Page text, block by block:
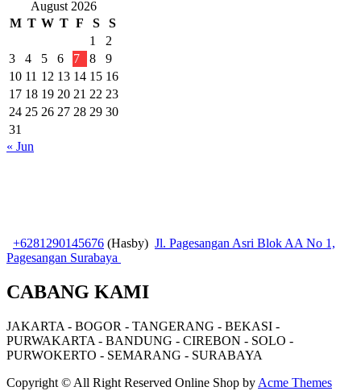
August 2026
M T W T F S
S
1
2
3
4 5 6 7 8
9
10 11 12 13 14 15 16
17 18 19 20 21 22 23
24 25 26 27 28 29 30
31
« Jun
+6281290145676 (Hasby) Jl. Pagesangan Asri Blok AA No 1,
Pagesangan Surabaya
CABANG KAMI
JAKARTA - BOGOR - TANGERANG - BEKASI -
PURWAKARTA - BANDUNG - CIREBON - SOLO -
PURWOKERTO - SEMARANG - SURABAYA
Copyright © All Right Reserved Online Shop by Acme Themes